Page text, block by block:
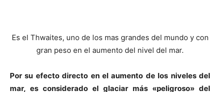
Es el Thwaites, uno de los mas grandes del mundo y con
gran peso en el aumento del nivel del mar.
Por su efecto directo en el aumento de los niveles del
mar, es considerado el glaciar más «peligroso» del